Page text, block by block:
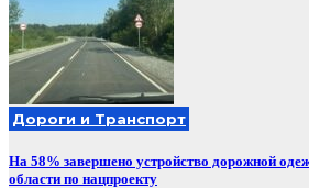
Дороги и Транспорт
На 58% завершено устройство дорожной
области по нацпроекту